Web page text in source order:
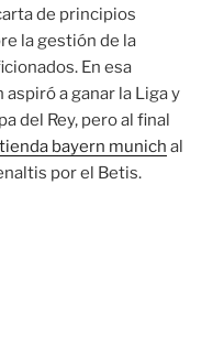
de principios
la gestión de la
En esa
a ganar la Liga y
del Rey, pero al final
tienda bayern munich al
por el Betis.